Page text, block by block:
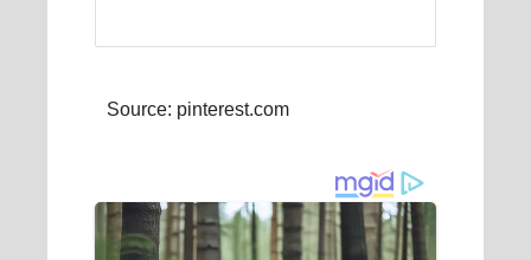
Source: pinterest.com